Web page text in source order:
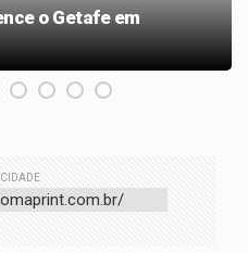
o Getafe em